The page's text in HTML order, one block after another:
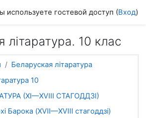
используете гостевой доступ (Вход)
літаратура. 10 клас
Беларуская літаратура
10
(XI—XVIII СТАГОДДЗІ)
Барока (XVІІ—XVІІІ стагоддзі)